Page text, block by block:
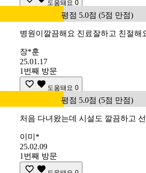
도움돼요 0
평점 5.0점 (5점 만점)
병원이깔끔해요 진료잘하고 친절해
장*훈
25.01.17
1번째 방문
도움돼요 0
평점 5.0점 (5점 만점)
처음 다녀왔는데 시설도 깔끔하고
이미*
25.02.09
1번째 방문